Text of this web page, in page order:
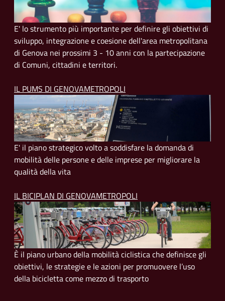
E' lo strumento più importante per definire gli obiettivi di
sviluppo, integrazione e coesione dell'area metropolitana
di Genova nei prossimi 3 - 10 anni con la partecipazione
di Comuni, cittadini e territori.
IL PUMS DI GENOVAMETROPOLI
E' il piano strategico volto a soddisfare la domanda di
mobilità delle persone e delle imprese per migliorare la
qualità della vita
IL BICIPLAN DI GENOVAMETROPOLI
È il piano urbano della mobilità ciclistica che definisce gli
obiettivi, le strategie e le azioni per promuovere l’uso
della bicicletta come mezzo di trasporto